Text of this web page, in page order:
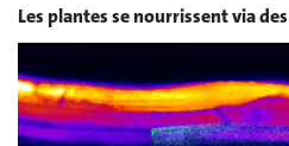
Les plantes se nourrissent via